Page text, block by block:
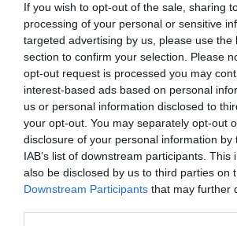
If you wish to opt-out of the sale, sharing
processing of your personal or sensitive
targeted advertising by us, please use the
section to confirm your selection. Please
opt-out request is processed you may
interest-based ads based on personal
us or personal information disclosed to
your opt-out. You may separately opt-out
disclosure of your personal information by
IAB’s list of downstream participants. This
also be disclosed by us to third parties on
Downstream Participants that may further
Sorra állnak le a
autógyárak is